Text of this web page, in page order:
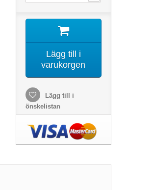
Lägg till i
varukorgen
Lägg till i
önskelistan